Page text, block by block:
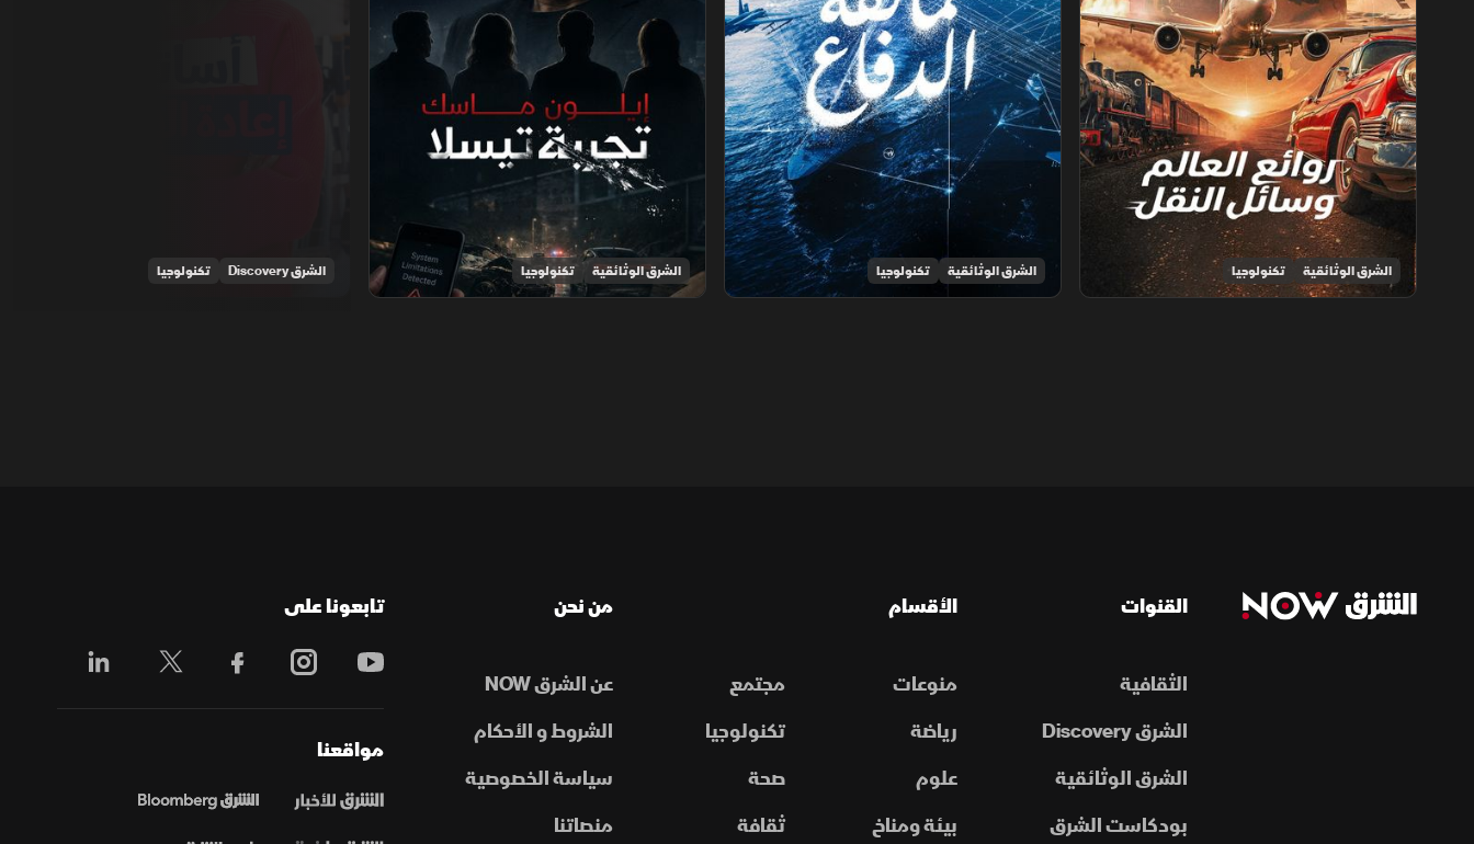
الشرق الوثائقية تكنولوجيا الشرق الوثائقية تكنولوجيا الشرق الوثائقية تكنولوجيا الشرق Discovery تكنولوجيا
القنوات
الثقافية
الشرق Discovery
الشرق الوثائقية
بودكاست الشرق
الأقسام
منوعات
مجتمع
رياضة
تكنولوجيا
علوم
صحة
بيئة ومناخ
ثقافة
من نحن
عن الشرق NOW
الشروط و الأحكام
سياسة الخصوصية
منصاتنا
تابعونا على
مواقعنا